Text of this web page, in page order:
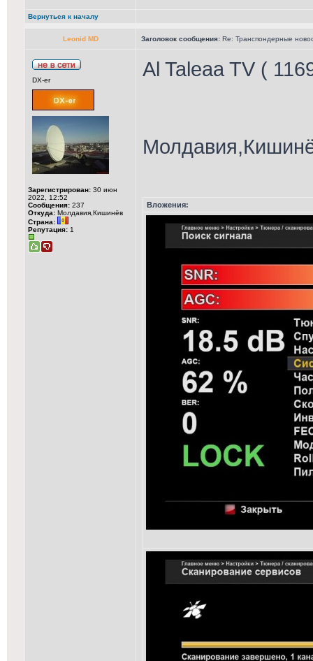
Вернуться к началу
Leonid MD Заголовок сообщения: Re: Транспондерные
DX-er
Зарегистрирован: 30 июн
2022, 12:52
Сообщения: 237
Откуда: Молдавия,Кишинёв
Страна:
Репутация: 1
Al Taleaa TV (
Вложения: